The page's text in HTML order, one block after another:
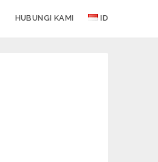
HUBUNGI KAMI ID